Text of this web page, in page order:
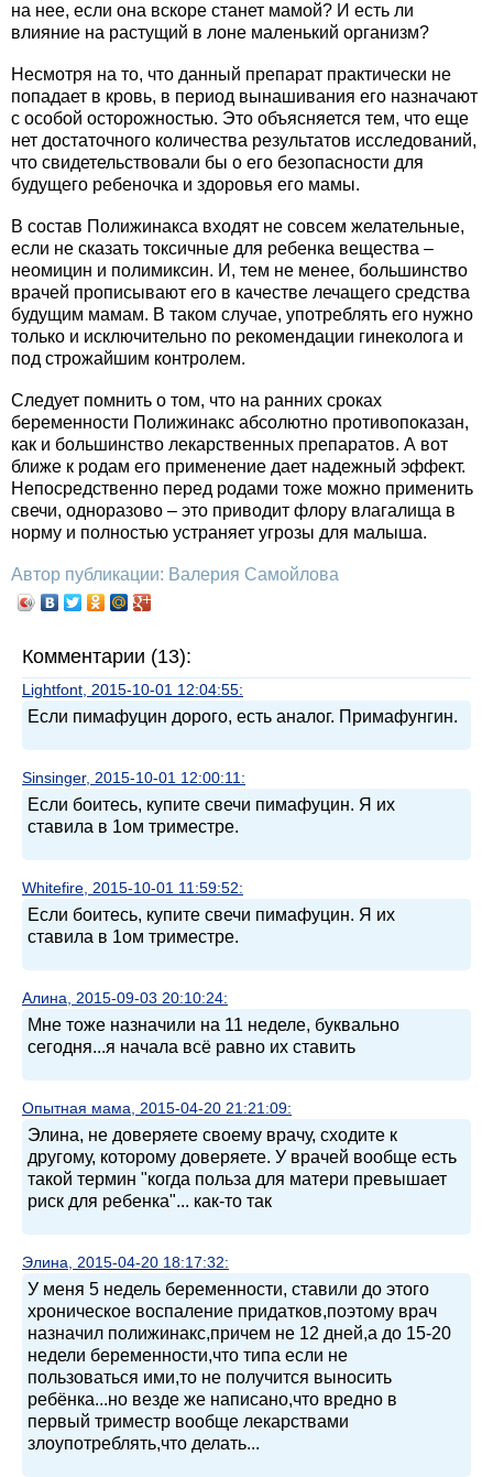
на нее, если она вскоре станет мамой? И есть ли
влияние на растущий в лоне маленький организм?
Несмотря на то, что данный препарат практически не
попадает в кровь, в период вынашивания его назначают
с особой осторожностью. Это объясняется тем, что еще
нет достаточного количества результатов исследований,
что свидетельствовали бы о его безопасности для
будущего ребеночка и здоровья его мамы.
В состав Полижинакса входят не совсем желательные,
если не сказать токсичные для ребенка вещества –
неомицин и полимиксин. И, тем не менее, большинство
врачей прописывают его в качестве лечащего средства
будущим мамам. В таком случае, употреблять его нужно
только и исключительно по рекомендации гинеколога и
под строжайшим контролем.
Следует помнить о том, что на ранних сроках
беременности Полижинакс абсолютно противопоказан,
как и большинство лекарственных препаратов. А вот
ближе к родам его применение дает надежный эффект.
Непосредственно перед родами тоже можно применить
свечи, одноразово – это приводит флору влагалища в
норму и полностью устраняет угрозы для малыша.
Автор публикации: Валерия Самойлова
Комментарии (13):
Lightfont, 2015-10-01 12:04:55:
Если пимафуцин дорого, есть аналог. Примафунгин.
Sinsinger, 2015-10-01 12:00:11:
Если боитесь, купите свечи пимафуцин. Я их
ставила в 1ом триместре.
Whitefire, 2015-10-01 11:59:52:
Если боитесь, купите свечи пимафуцин. Я их
ставила в 1ом триместре.
Алина, 2015-09-03 20:10:24:
Мне тоже назначили на 11 неделе, буквально
сегодня...я начала всё равно их ставить
Опытная мама, 2015-04-20 21:21:09:
Элина, не доверяете своему врачу, сходите к
другому, которому доверяете. У врачей вообще есть
такой термин "когда польза для матери превышает
риск для ребенка"... как-то так
Элина, 2015-04-20 18:17:32:
У меня 5 недель беременности, ставили до этого
хроническое воспаление придатков,поэтому врач
назначил полижинакс,причем не 12 дней,а до 15-20
недели беременности,что типа если не
пользоваться ими,то не получится выносить
ребёнка...но везде же написано,что вредно в
первый триместр вообще лекарствами
злоупотреблять,что делать...